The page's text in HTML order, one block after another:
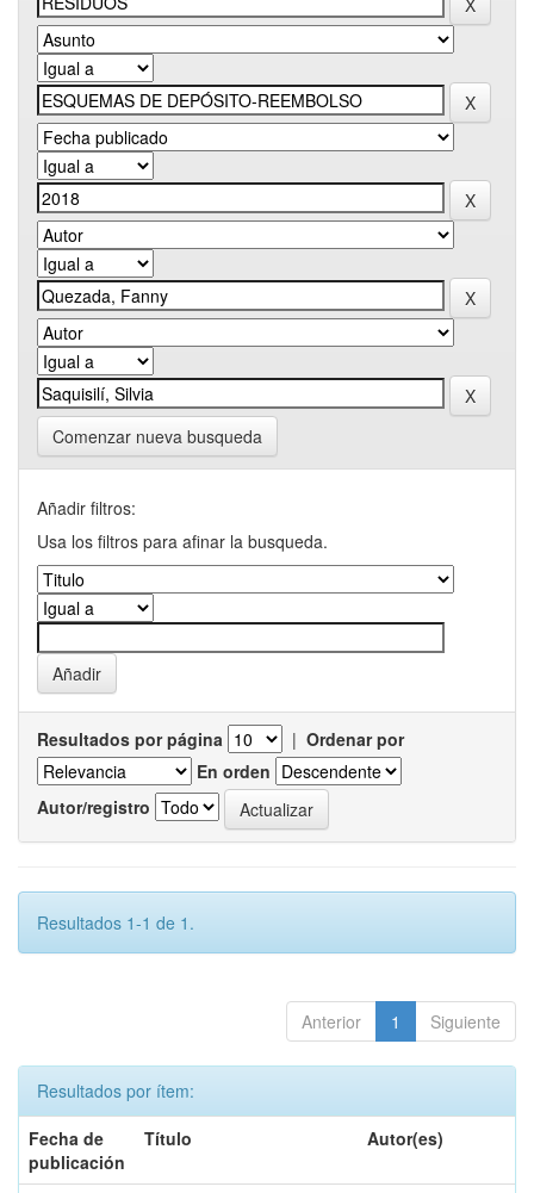
Comenzar nueva busqueda
Añadir filtros:
Usa los filtros para afinar la busqueda.
Resultados por página | Ordenar por
En orden
Autor/registro
Resultados 1-1 de 1.
Anterior 1 Siguiente
Resultados por ítem:
Fecha de
publicación
Título Autor(es)